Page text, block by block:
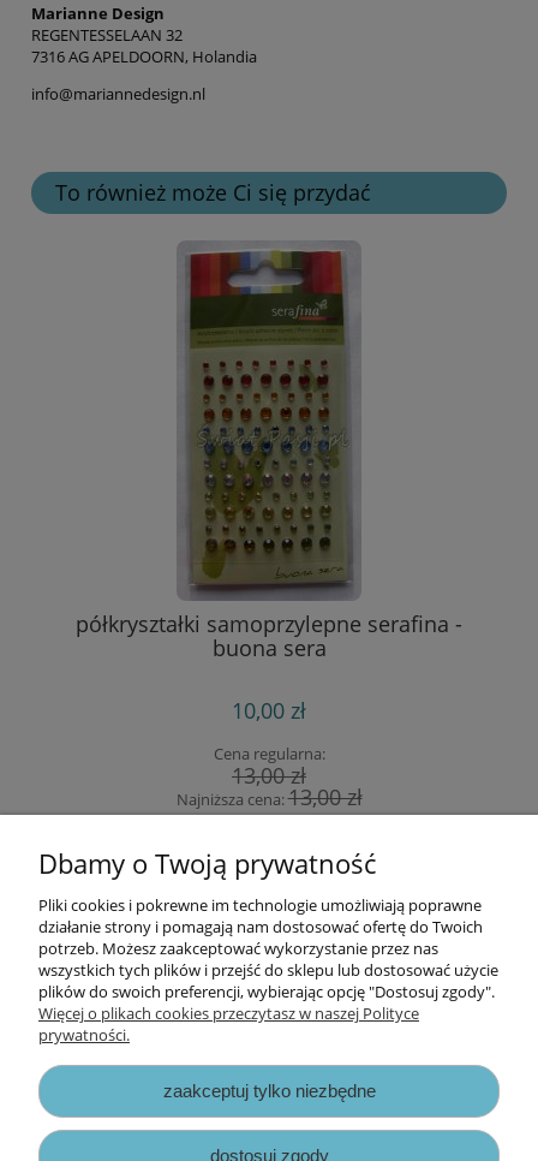
Marianne Design
REGENTESSELAAN 32
7316 AG APELDOORN, Holandia
info@mariannedesign.nl
To również może Ci się przydać
półkryształki samoprzylepne serafina -
buona sera
10,00 zł
Cena regularna:
13,00 zł
Najniższa cena:13,00 zł
Informacje
Opłaty i koszty dostawy
Zapisy prawne
Dbamy o Twoją prywatność
Pliki cookies i pokrewne im technologie umożliwiają poprawne
działanie strony i pomagają nam dostosować ofertę do Twoich
potrzeb. Możesz zaakceptować wykorzystanie przez nas
wszystkich tych plików i przejść do sklepu lub dostosować użycie
plików do swoich preferencji, wybierając opcję "Dostosuj zgody".
Więcej o plikach cookies przeczytasz w naszej Polityce
prywatności.
zaakceptuj tylko niezbędne
dostosuj zgody